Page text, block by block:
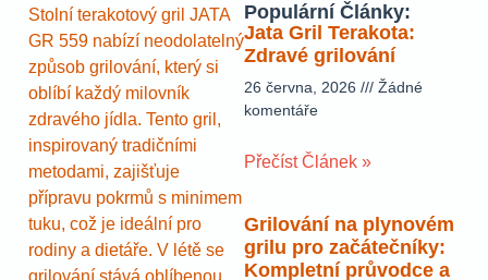
Stolní terakotový gril JATA
GR 559 nabízí neodolatelný
způsob grilování, který si
oblíbí každý milovník
zdravého jídla. Tento gril,
inspirovaný tradičními
metodami, zajišťuje
přípravu pokrmů s minimem
tuku, což je ideální pro
rodiny a dietáře. V létě se
Populární Články:
Jata Gril Terakota:
Zdravé grilování
26 června, 2026
Žádné
komentáře
Přečíst Článek »
Grilování na plynovém
grilu pro začátečníky:
Kompletní průvodce a